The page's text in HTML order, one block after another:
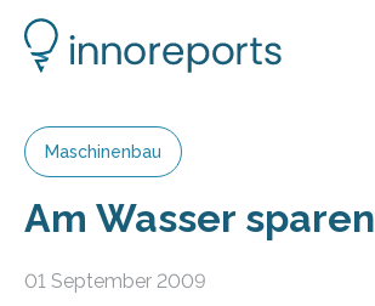
Maschinenbau
Am Wasser sparen
01 September 2009